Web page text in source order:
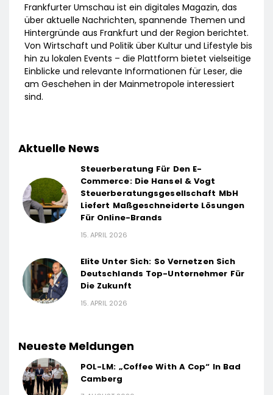
Frankfurter Umschau ist ein digitales Magazin, das
über aktuelle Nachrichten, spannende Themen und
Hintergründe aus Frankfurt und der Region berichtet.
Von Wirtschaft und Politik über Kultur und Lifestyle bis
hin zu lokalen Events – die Plattform bietet vielseitige
Einblicke und relevante Informationen für Leser, die
am Geschehen in der Mainmetropole interessiert
sind.
Aktuelle News
Steuerberatung Für Den E-
Commerce: Die Hansel & Vogt
Steuerberatungsgesellschaft MbH
Liefert Maßgeschneiderte Lösungen
Für Online-Brands
15. APRIL 2026
Elite Unter Sich: So Vernetzen Sich
Deutschlands Top-Unternehmer Für
Die Zukunft
15. APRIL 2026
Neueste Meldungen
POL-LM: „Coffee With A Cop“ In Bad
Camberg